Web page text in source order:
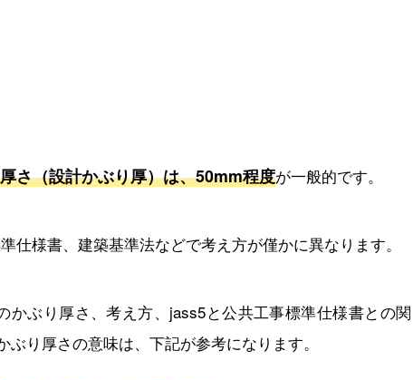
さ（設計かぶり厚）は、50mm程度が一般的です。
仕様書、建築基準法などで考え方が僅かに異なります。
かぶり厚さ、考え方、jass5と公共工事標準仕様書との関
り厚さの意味は、下記が参考になります。